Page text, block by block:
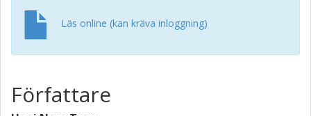
Läs online (kan kräva inloggning)
Författare